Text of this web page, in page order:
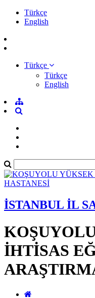
Türkçe
English
Türkçe
Türkçe
English
İSTANBUL İL
İHTİSAS